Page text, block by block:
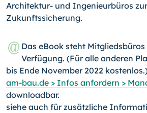
Architektur- und Ingenieurbüros zur
Zukunftssicherung.
Das eBook steht
Verfügung. (Für alle anderen
bis Ende November 2022
am-bau.de > Infos anfordern >
downloadbar.
siehe auch für zusätzliche